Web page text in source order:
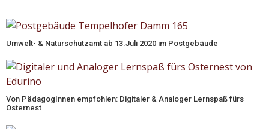
Umwelt- & Naturschutzamt ab 13.Juli 2020 im Postgebäude
Von PädagogInnen empfohlen: Digitaler & Analoger Lernspaß fürs
Osternest